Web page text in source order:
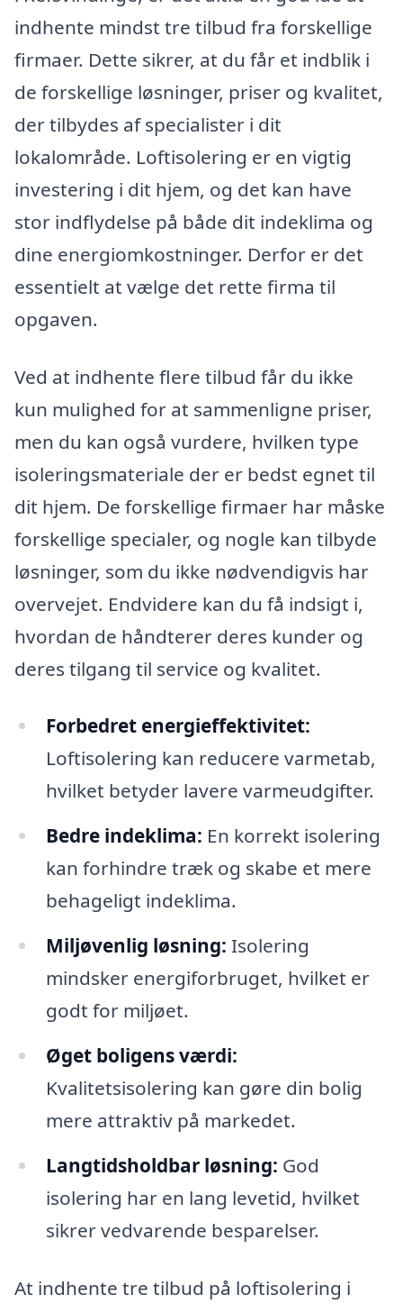
indhente mindst tre tilbud fra forskellige
firmaer. Dette sikrer, at du får et indblik i
de forskellige løsninger, priser og kvalitet,
der tilbydes af specialister i dit
lokalområde. Loftisolering er en vigtig
investering i dit hjem, og det kan have
stor indflydelse på både dit indeklima og
dine energiomkostninger. Derfor er det
essentielt at vælge det rette firma til
opgaven.
Ved at indhente flere tilbud får du ikke
kun mulighed for at sammenligne priser,
men du kan også vurdere, hvilken type
isoleringsmateriale der er bedst egnet til
dit hjem. De forskellige firmaer har måske
forskellige specialer, og nogle kan tilbyde
løsninger, som du ikke nødvendigvis har
overvejet. Endvidere kan du få indsigt i,
hvordan de håndterer deres kunder og
deres tilgang til service og kvalitet.
Forbedret energieffektivitet:
Loftisolering kan reducere varmetab,
hvilket betyder lavere varmeudgifter.
Bedre indeklima: En korrekt isolering
kan forhindre træk og skabe et mere
behageligt indeklima.
Miljøvenlig løsning: Isolering
mindsker energiforbruget, hvilket er
godt for miljøet.
Øget boligens værdi:
Kvalitetsisolering kan gøre din bolig
mere attraktiv på markedet.
Langtidsholdbar løsning: God
isolering har en lang levetid, hvilket
sikrer vedvarende besparelser.
At indhente tre tilbud på loftisolering i